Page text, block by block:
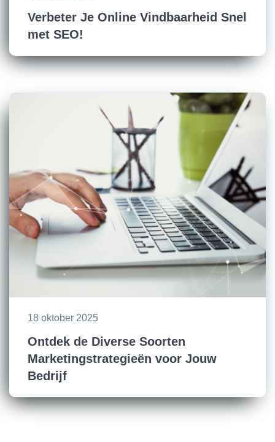
Verbeter Je Online Vindbaarheid Snel
met SEO!
18 oktober 2025
Ontdek de Diverse Soorten
Marketingstrategieën voor Jouw
Bedrijf